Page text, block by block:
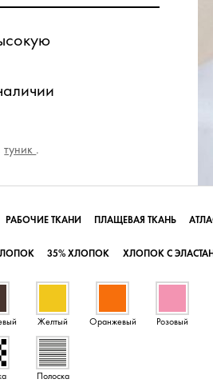
туник .
РАБОЧИЕ ТКАНИ ПЛАЩЕВАЯ ТКАНЬ
35% ХЛОПОК ХЛОПОК С
Желтый Оранжевый Розовый
Полоска